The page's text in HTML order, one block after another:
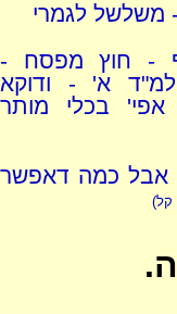
משלשל לגמרי
- חוץ מפסח -
א' - ודוקא
בכלי מותר
אבל כמה דאפשר
קל)